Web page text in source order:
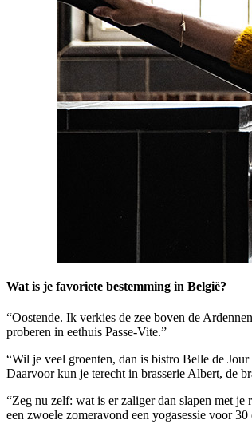
Wat is je favoriete bestemming in België?
“Oostende. Ik verkies de zee boven de
proberen in eethuis Passe-Vite.”
“Wil je veel groenten, dan is bistro Belle de
Daarvoor kun je terecht in brasserie Albert, de
“Zeg nu zelf: wat is er zaliger dan slapen met
een zwoele zomeravond een yogasessie voor